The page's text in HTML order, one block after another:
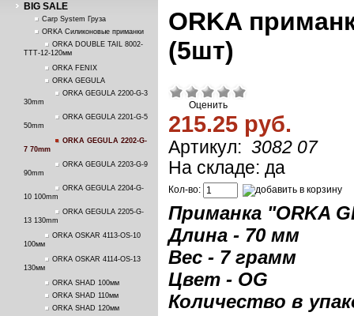
BIG SALE
Carp System Груза
ORKA Силиконовые приманки
ORKA DOUBLE TAIL 8002-
TTT-12-120мм
ORKA FENIX
ORKA GEGULA
ORKA GEGULA 2200-G-3
30mm
ORKA GEGULA 2201-G-5
50mm
ORKA GEGULA 2202-G-
7 70mm
ORKA GEGULA 2203-G-9
90mm
ORKA GEGULA 2204-G-
10 100mm
ORKA GEGULA 2205-G-
13 130mm
ORKA OSKAR 4113-OS-10
100мм
ORKA OSKAR 4114-OS-13
130мм
ORKA SHAD 100мм
ORKA SHAD 110мм
ORKA SHAD 120мм
ORKA
(5шт)
Оценить
215.25 руб.
Артикул: 3082 07
На складе: да
Кол-во:
Приманка "ORKA
Длина - 70 мм
Вес - 7 грамм
Цвет - OG
Количество в